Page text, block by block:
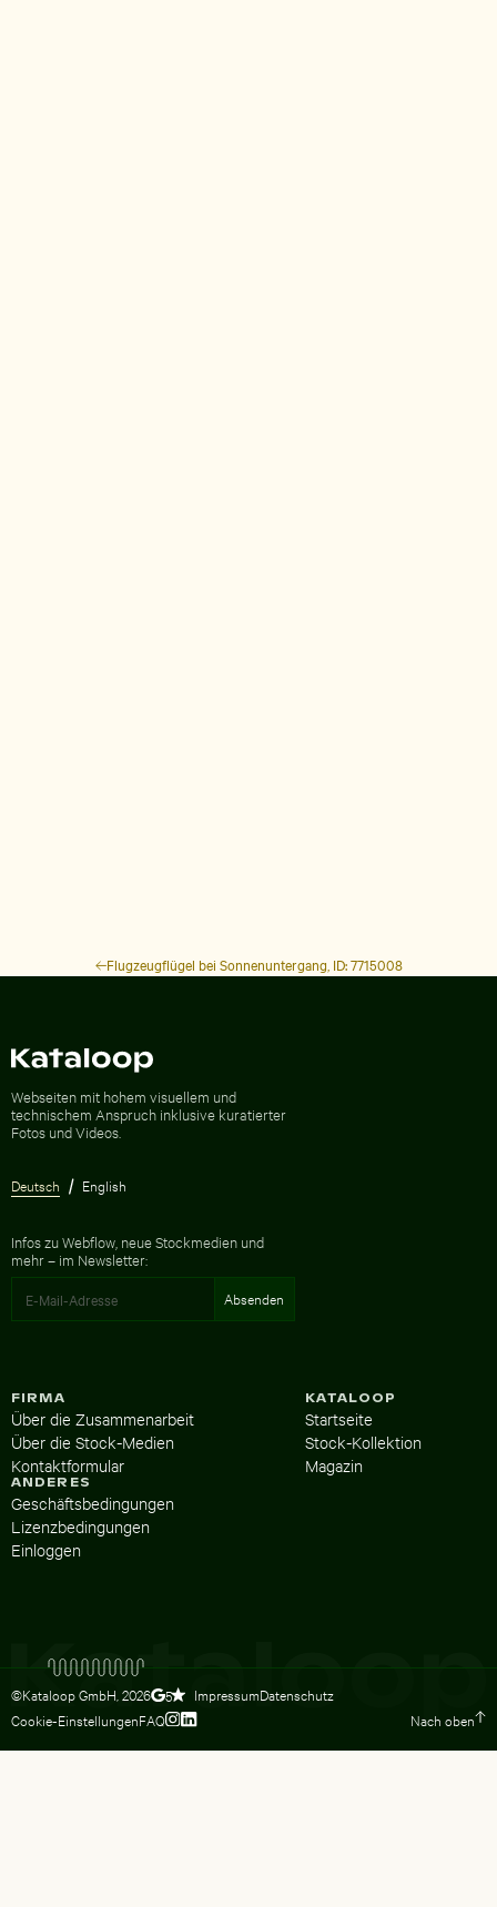
Flugzeugflügel bei Sonnenuntergang, ID: 7715008
Webseiten mit hohem visuellem und
technischem Anspruch inklusive kuratierter
Fotos und Videos.
Deutsch English
Infos zu Webflow, neue Stockmedien und
mehr – im Newsletter:
KATALOOP
Startseite
Stock-Kollektion
Magazin
FIRMA
Über die Zusammenarbeit
Über die Stock-Medien
Kontaktformular
ANDERES
Geschäftsbedingungen
Lizenzbedingungen
Einloggen
©Kataloop GmbH, 2026 5 ImpressumDatenschutz
Cookie-EinstellungenFAQ Nach oben